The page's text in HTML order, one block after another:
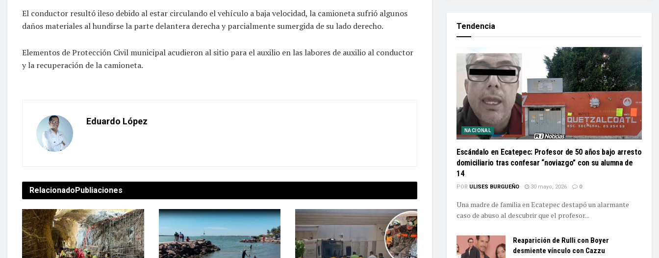
El conductor resultó ileso debido al estar circulando el vehículo a baja velocidad, la camioneta sufrió algunos
daños materiales al hundirse la parte delantera derecha y parcialmente sumergida de su lado derecho.
Elementos de Protección Civil municipal acudieron al sitio para el auxilio en las labores de auxilio al conductor
y la recuperación de la camioneta.
Eduardo López
RelacionadoPubliaciones
Tendencia
NACIONAL
Escándalo en Ecatepec: Profesor de 50 años bajo arresto
domiciliario tras confesar “noviazgo” con su alumna de
14
POR ULISES BURGUEÑO 30 mayo, 2026 0
Una madre de familia en Ecatepec destapó un alarmante
caso de abuso al descubrir que el profesor...
Reaparición de Rulli con Boyer
desmiente vínculo con Cazzu